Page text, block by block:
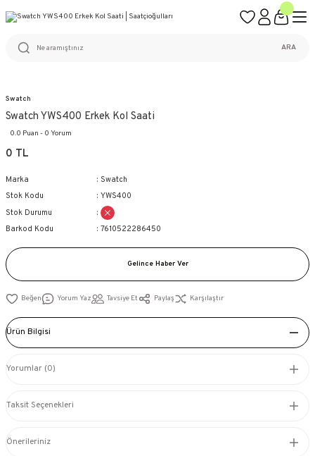
%100 ORİJİNAL ÜRÜN GARANTİSİ
ARA
Swatch
Swatch YWS400 Erkek Kol Saati
0.0 Puan - 0 Yorum
0 TL
Marka
Swatch
Stok Kodu
YWS400
Stok Durumu
Barkod Kodu
7610522286450
Gelince Haber Ver
Yorum Yaz Tavsiye Et Paylaş Karşılaştır
Ürün Bilgisi
Yorumlar (0)
Taksit Seçenekleri
Önerileriniz